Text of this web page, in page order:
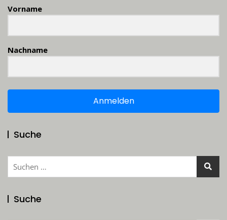
Vorname
Nachname
Anmelden
Suche
Suchen
Suche